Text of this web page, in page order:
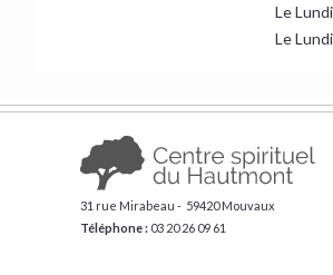
Le
Le
31 rue Mirabeau - 59420 Mouvaux
Téléphone : ​03 20 26 09 61